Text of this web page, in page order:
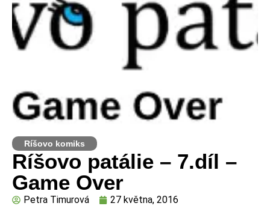
Ríšovo komiks
Ríšovo patálie – 7.díl –
Game Over
Petra Timurová 27 května, 2016